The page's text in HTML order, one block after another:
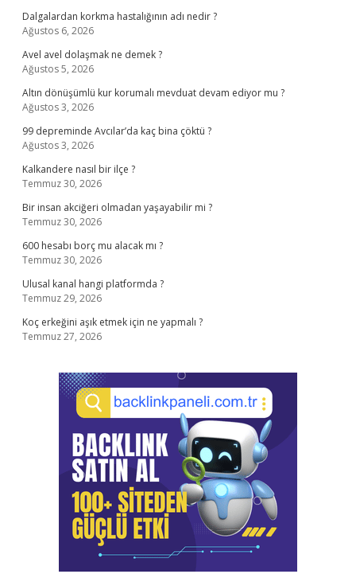
Dalgalardan korkma hastalığının adı nedir ?
Ağustos 6, 2026
Avel avel dolaşmak ne demek ?
Ağustos 5, 2026
Altın dönüşümlü kur korumalı mevduat devam ediyor mu ?
Ağustos 3, 2026
99 depreminde Avcılar’da kaç bina çöktü ?
Ağustos 3, 2026
Kalkandere nasıl bir ilçe ?
Temmuz 30, 2026
Bir insan akciğeri olmadan yaşayabilir mi ?
Temmuz 30, 2026
600 hesabı borç mu alacak mı ?
Temmuz 30, 2026
Ulusal kanal hangi platformda ?
Temmuz 29, 2026
Koç erkeğini aşık etmek için ne yapmalı ?
Temmuz 27, 2026